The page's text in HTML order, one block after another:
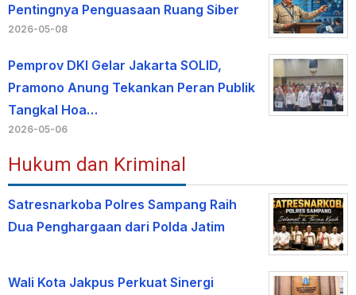
Pentingnya Penguasaan Ruang Siber
2026-05-08
Pemprov DKI Gelar Jakarta SOLID,
Pramono Anung Tekankan Peran Publik
Tangkal Hoa…
2026-05-06
Hukum dan Kriminal
Satresnarkoba Polres Sampang Raih
Dua Penghargaan dari Polda Jatim
Wali Kota Jakpus Perkuat Sinergi